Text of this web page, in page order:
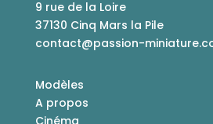
9 rue de la Loire
37130 Cinq Mars la Pile
contact@passion-
Modèles
A propos
Cinéma